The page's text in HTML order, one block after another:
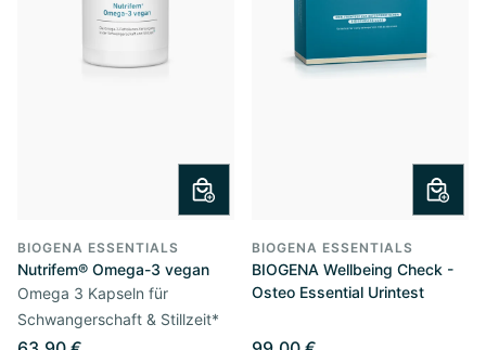
BIOGENA ESSENTIALS
Nutrifem® Omega-3 vegan
Omega 3 Kapseln für
Schwangerschaft & Stillzeit*
BIOGENA ESSENTIALS
BIOGENA Wellbeing Check -
Osteo Essential Urintest